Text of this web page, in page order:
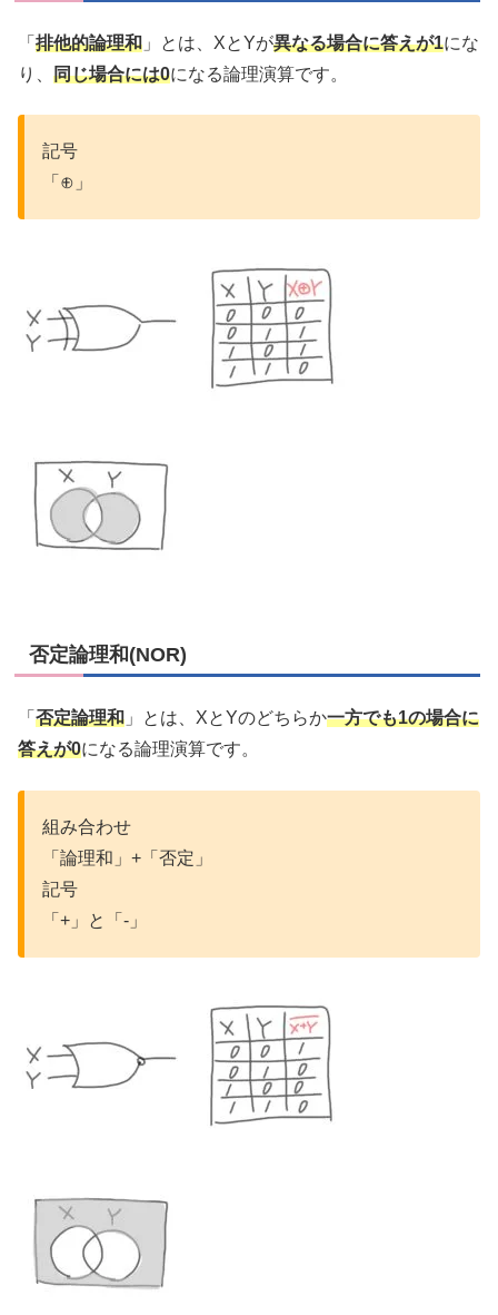
「 排他的論理和 」とは、XとYが異なる場合に答えが1にな
り、 同じ場合には0になる論理演算です。
記号
「⊕」
否定論理和(NOR)
「 否定論理和 」とは、XとYのどちらか一方でも1の場合に
答えが0になる論理演算です。
組み合わせ
「論理和」+「否定」
記号
「+」と「-」